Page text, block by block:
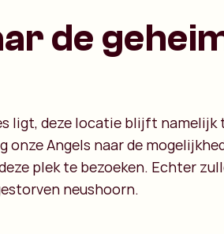
de
ligt, deze locatie blijft
onze Angels naar de
plek te bezoeken. Echter
neushoorn.